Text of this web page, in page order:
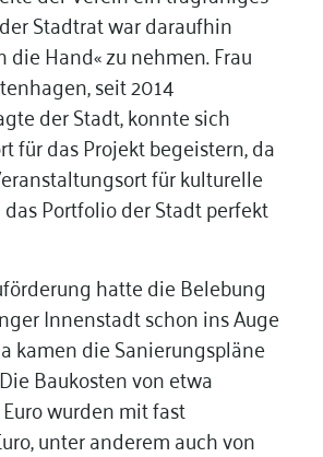
Stadtrat war daraufhin
die Hand« zu nehmen. Frau
seit 2014
der Stadt, konnte sich
für das Projekt begeistern, da
für kulturelle
Portfolio der Stadt perfekt
hatte die Belebung
Innenstadt schon ins Auge
kamen die Sanierungspläne
Baukosten von etwa
wurden mit fast
unter anderem auch von